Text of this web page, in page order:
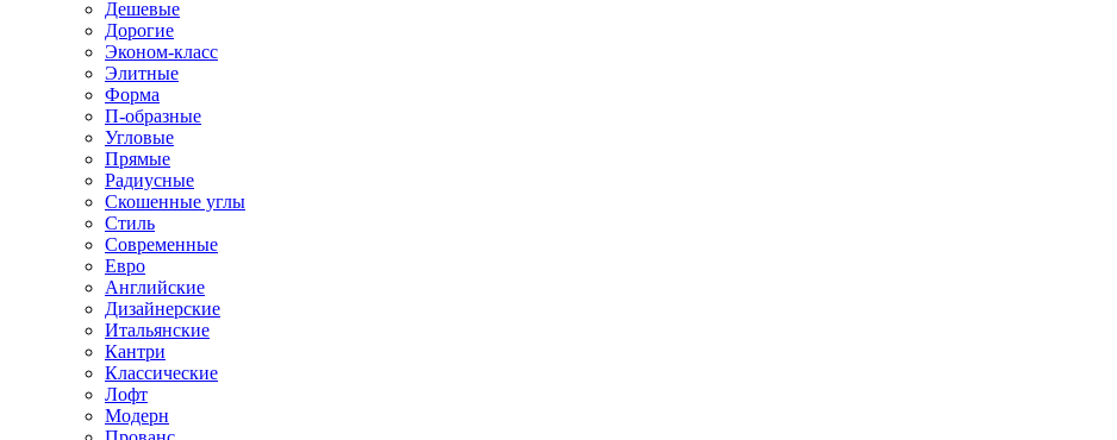
Дешевые
Дорогие
Эконом-класс
Элитные
Форма
П-образные
Угловые
Прямые
Радиусные
Скошенные углы
Стиль
Современные
Евро
Английские
Дизайнерские
Итальянские
Кантри
Классические
Лофт
Модерн